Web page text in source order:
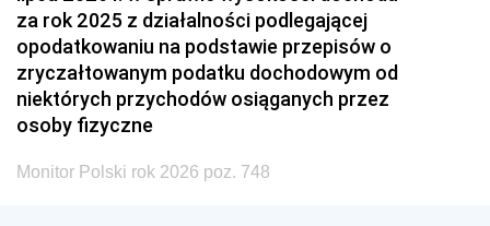
za rok 2025 z działalności podlegającej
opodatkowaniu na podstawie przepisów o
zryczałtowanym podatku dochodowym od
niektórych przychodów osiąganych przez
osoby fizyczne
Monitor Polski rok 2026 poz. 748